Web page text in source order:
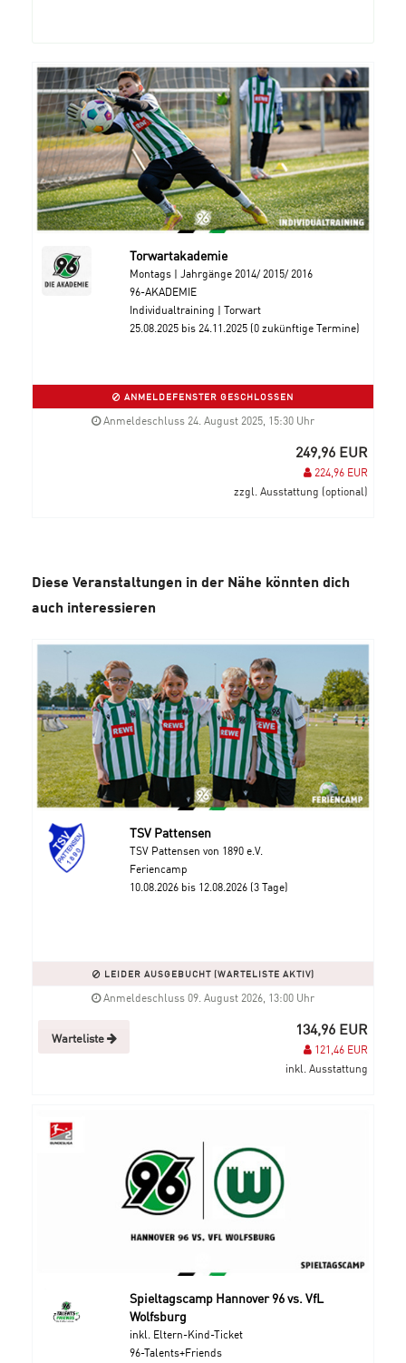
Torwartakademie
Montags | Jahrgänge 2014/ 2015/ 2016
96-AKADEMIE
Individualtraining | Torwart
25.08.2025 bis 24.11.2025 (0 zukünftige Termine)
ANMELDEFENSTER GESCHLOSSEN
Anmeldeschluss 24. August 2025, 15:30 Uhr
249,96 EUR
224,96 EUR
zzgl. Ausstattung (optional)
Diese Veranstaltungen in der Nähe könnten dich
auch interessieren
TSV Pattensen
TSV Pattensen von 1890 e.V.
Feriencamp
10.08.2026 bis 12.08.2026 (3 Tage)
LEIDER AUSGEBUCHT (WARTELISTE AKTIV)
Anmeldeschluss 09. August 2026, 13:00 Uhr
Warteliste 134,96 EUR
121,46 EUR
inkl. Ausstattung
Spieltagscamp Hannover 96 vs. VfL
Wolfsburg
inkl. Eltern-Kind-Ticket
96-Talents+Friends